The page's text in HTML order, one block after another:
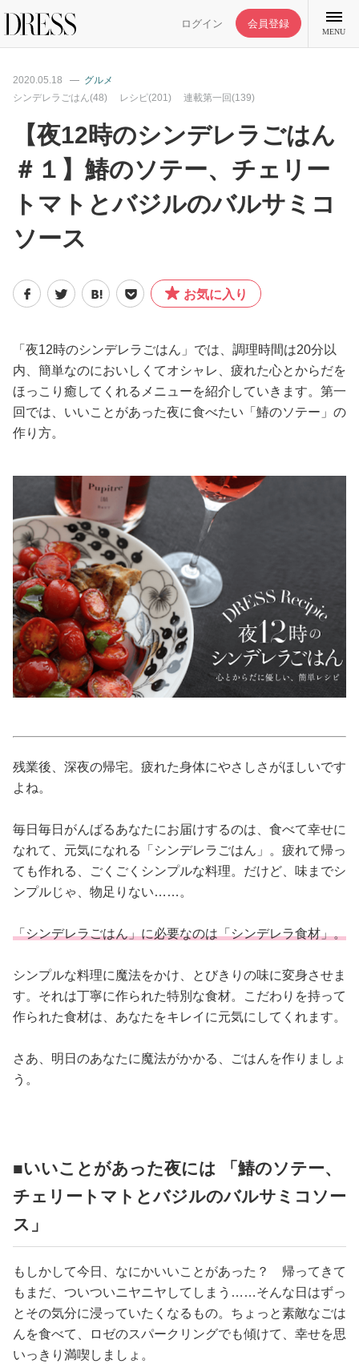
ログイン 会員登録
MENU
特集記事
DRESS部活
ライフスタイル
ファッション
恋愛/結婚/離婚
美容/健康
妊娠/出産/家族
ココロ/カラダ
グルメ
トラベル
カルチャー/エンタメ
性と愛
2020.05.18
グルメ
シンデレラごはん(48)
レシピ(201) 連載第一回(139)
【夜12時のシンデレラごはん
＃１】鰆のソテー、チェリー
トマトとバジルのバルサミコ
ソース
お気に入り
「夜12時のシンデレラごはん」では、調理時間は20分以
内、簡単なのにおいしくてオシャレ、疲れた心とからだを
ほっこり癒してくれるメニューを紹介していきます。第一
回では、いいことがあった夜に食べたい「鰆のソテー」の
作り方。
残業後、深夜の帰宅。疲れた身体にやさしさがほしいです
よね。
毎日毎日がんばるあなたにお届けするのは、食べて幸せに
なれて、元気になれる「シンデレラごはん」。疲れて帰っ
ても作れる、ごくごくシンプルな料理。だけど、味までシ
ンプルじゃ、物足りない……。
「シンデレラごはん」に必要なのは「シンデレラ食材」。
シンプルな料理に魔法をかけ、とびきりの味に変身させま
す。それは丁寧に作られた特別な食材。こだわりを持って
作られた食材は、あなたをキレイに元気にしてくれます。
さあ、明日のあなたに魔法がかかる、ごはんを作りましょ
う。
■いいことがあった夜には 「鰆のソテー、
チェリートマトとバジルのバルサミコソー
ス」
もしかして今日、なにかいいことがあった？ 帰ってきて
もまだ、ついついニヤニヤしてしまう……そんな日はずっ
とその気分に浸っていたくなるもの。ちょっと素敵なごは
んを食べて、ロゼのスパークリングでも傾けて、幸せを思
いっきり満喫しましょ。